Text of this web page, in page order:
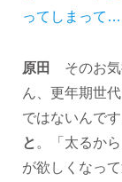
ってしまって…
原田
そのお気
ん、更年期世
ではないんです
と 。「太るか
が欲しくなっ